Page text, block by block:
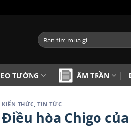
Tìm
kiếm:
TƯỜNG ÂM TRẦN
KIẾN THỨC,TIN TỨC
Điều hòa Chigo